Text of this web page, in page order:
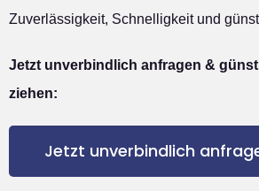
Zuverlässigkeit, Schnelligkeit und
Jetzt unverbindlich anfragen &
ziehen:
Jetzt unverbindlich